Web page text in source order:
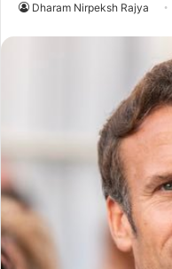
Dharam Nirpeksh Rajya